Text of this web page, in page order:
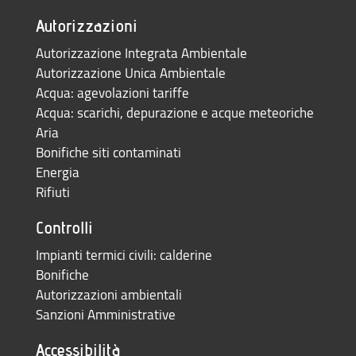
Autorizzazioni
Autorizzazione Integrata Ambientale
Autorizzazione Unica Ambientale
Acqua: agevolazioni tariffe
Acqua: scarichi, depurazione e acque meteoriche
Aria
Bonifiche siti contaminati
Energia
Rifiuti
Controlli
Impianti termici civili: calderine
Bonifiche
Autorizzazioni ambientali
Sanzioni Amministrative
Accessibilità